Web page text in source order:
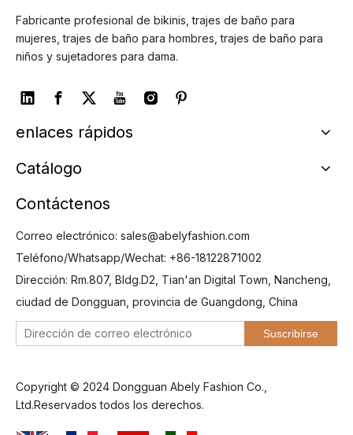
Fabricante profesional de bikinis, trajes de baño para
mujeres, trajes de baño para hombres, trajes de baño para
niños y sujetadores para dama.
enlaces rápidos
Catálogo
Contáctenos
Correo electrónico: sales@abelyfashion.com
Teléfono/Whatsapp/Wechat: +86-18122871002
Dirección: Rm.807, Bldg.D2, Tian'an Digital Town, Nancheng,
ciudad de Dongguan, provincia de Guangdong, China
Suscribirse
Copyright © 2024 Dongguan Abely Fashion Co.,
Ltd.Reservados todos los derechos.